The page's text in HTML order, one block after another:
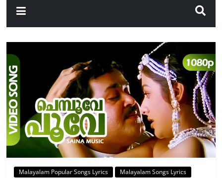
Malayalam Popular Songs Lyrics Malayalam Songs Lyrics